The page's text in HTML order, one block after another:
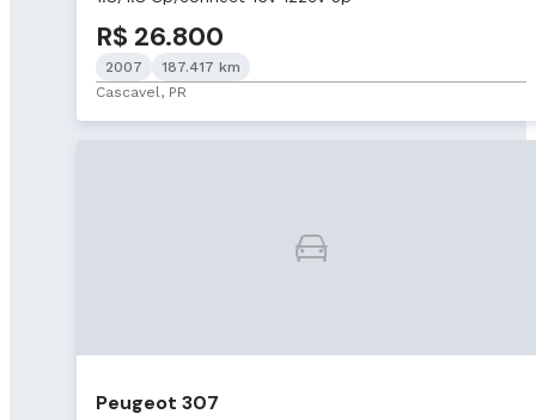
R$ 26.800
2007
187.417 km
Cascavel, PR
Peugeot 307